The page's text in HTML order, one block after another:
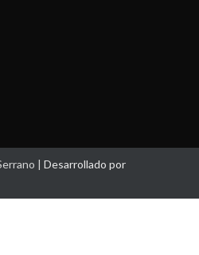
| Desarrollado por